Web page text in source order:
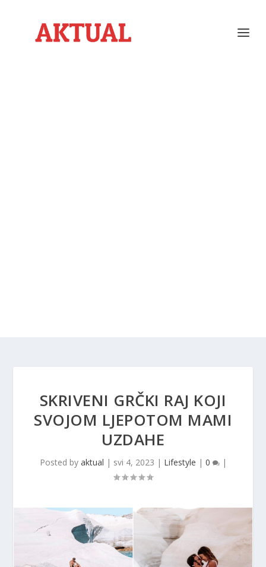
SKRIVENI GRČKI RAJ KOJI
SVOJOM LJEPOTOM MAMI
UZDAHE
Posted by aktual | svi 4, 2023 | Lifestyle | 0 |